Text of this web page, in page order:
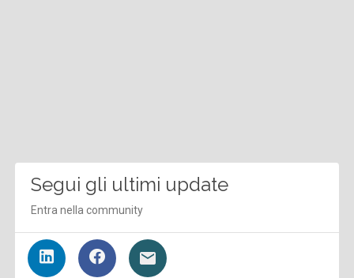
Segui gli ultimi update
Entra nella community